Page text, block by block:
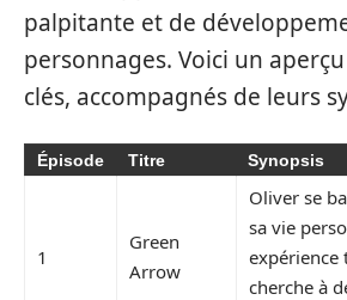
palpitante et de
personnages. Voici un
clés, accompagnés de leurs
Épisode Titre Synopsis
1
Green
Arrow
Oliver se
sa vie
expérience
cherche à